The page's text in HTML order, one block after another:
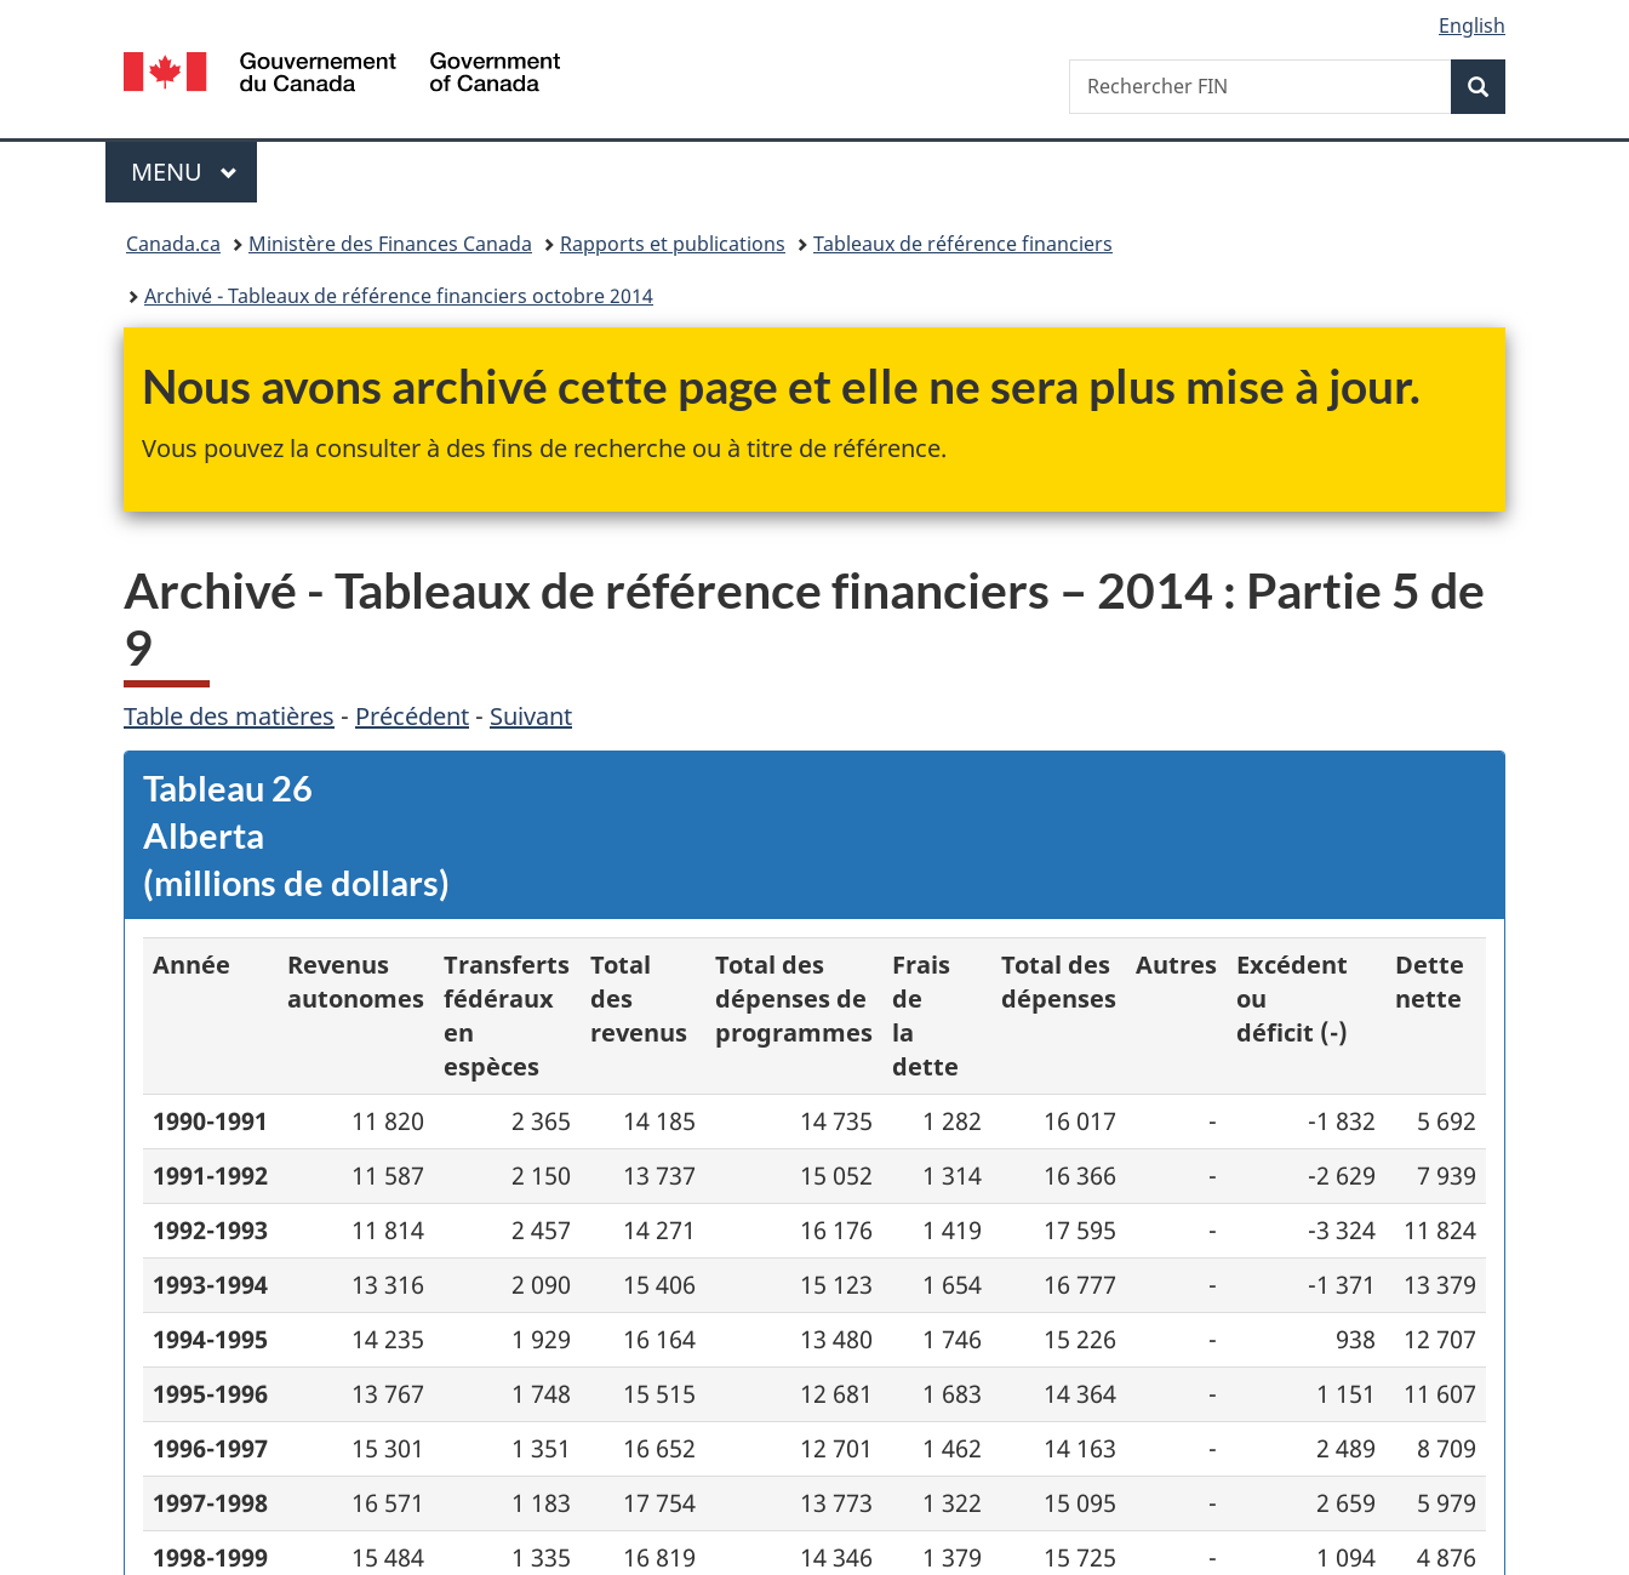
sujet
HTML
Sélection
de
la
langue
English
Canada
Recherche
Rechercher
FIN
Menu
MENU PRINCIPAL
Canada.ca Ministère des Finances Canada Rapports et publications
Tableaux de référence financiers
Archivé - Tableaux de référence financiers octobre 2014
Nous avons archivé cette page et elle ne sera plus mise à jour.
Vous pouvez la consulter à des fins de recherche ou à titre de référence.
Archivé - Tableaux de référence financiers – 2014 : Partie 5 de
9
Table des matières - Précédent - Suivant
Tableau 26
Alberta
(millions de dollars)
Année
Revenus
autonomes
Transferts
fédéraux
en
espèces
Total
des
revenus
Total des
dépenses de
programmes
Frais
de
la
dette
Total des
dépenses
Autres
Excédent
ou
déficit (-)
Dette
nette
1990-1991 11 820 2 365 14 185 14 735 1 282 16 017 - -1 832
5 692
1991-1992
11 587 2 150 13 737 15 052 1 314 16 366 - -2 629
7 939
1992-1993
11 814 2 457 14 271 16 176 1 419 17 595 - -3 324
11 824
1993-1994
13 316 2 090 15 406 15 123 1 654 16 777 - -1 371
13 379
1994-1995
14 235 1 929 16 164 13 480 1 746 15 226 - 938
12 707
1995-1996
13 767 1 748 15 515 12 681 1 683 14 364 - 1 151
11 607
1996-1997
15 301 1 351 16 652 12 701 1 462 14 163 - 2 489
8 709
1997-1998
16 571 1 183 17 754 13 773 1 322 15 095 - 2 659
5 979
1998-1999
15 484 1 335 16 819 14 346 1 379 15 725 - 1 094
4 876